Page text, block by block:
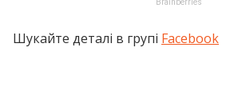
Шукайте деталі в групі Facebook